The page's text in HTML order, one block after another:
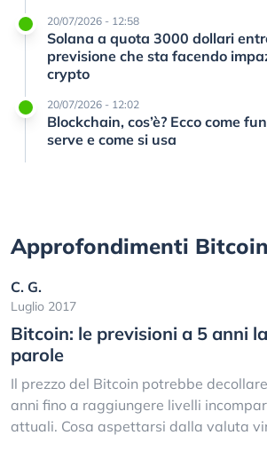
20/07/2026 - 12:58
Solana a quota 3000 dollari
previsione che sta facendo
crypto
20/07/2026 - 12:02
Blockchain, cos’è? Ecco come
serve e come si usa
Approfondimenti Bitcoin
C. G.
Luglio 2017
Bitcoin: le previsioni a 5 anni
parole
Il prezzo del Bitcoin potrebbe
anni fino a raggiungere livelli
attuali. Cosa aspettarsi dalla valuta